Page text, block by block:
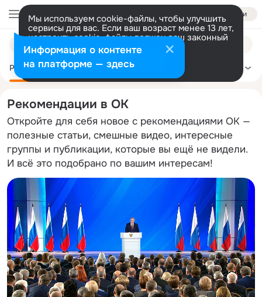
Войти
Мы используем cookie-файлы, чтобы улучшить
сервисы для вас. Если ваш возраст менее 13 лет,
настроить cookie-файлы должен ваш законный
представитель. Больше информации
Разрешить все Настроить
темам
Рекомендации Политика Здоровье Сделай сам
Рекомендации в ОК
Откройте для себя новое с рекомендациями ОК —
полезные статьи, смешные видео, интересные
группы и публикации, которые вы ещё не видели.
И всё это подобрано по вашим интересам!
Информация о контенте
на платформе — здесь